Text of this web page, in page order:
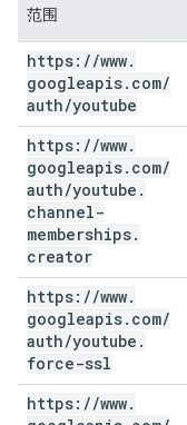
范围
https: //www.
googleapis. com/
auth/youtube
https: //www.
googleapis. com/
auth/youtube .
channel-
memberships.
creator
https: //www.
googleapis. com/
auth/youtube .
force-ssl
https: //www.